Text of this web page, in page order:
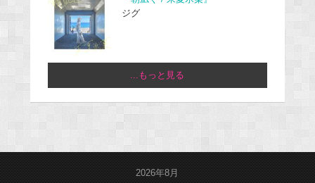
ジグ
...もっと見る
2026年8月